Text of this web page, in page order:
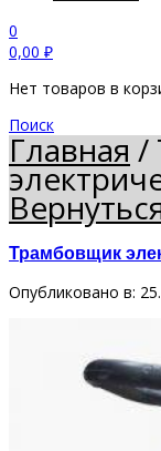
0
0,00 ₽
Нет товаров в
Поиск
Главная/
Трамбовщик
Опубликовано в: